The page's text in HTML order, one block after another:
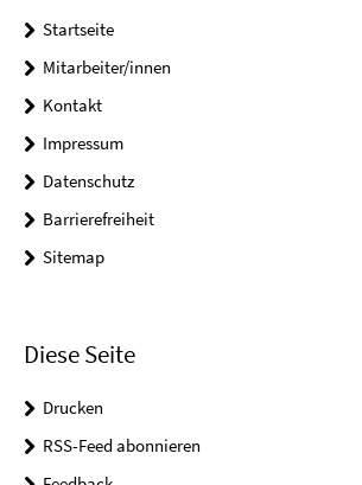
Startseite
Mitarbeiter/innen
Kontakt
Impressum
Datenschutz
Barrierefreiheit
Sitemap
Diese Seite
Drucken
RSS-Feed abonnieren